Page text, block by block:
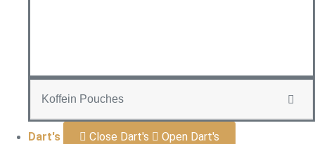
Koffein Pouches
Dart's Close Dart's Open Dart's